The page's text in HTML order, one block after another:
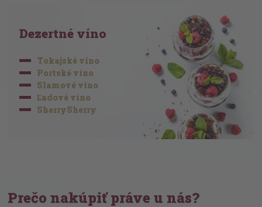
Dezertné víno
Tokajské víno
Portské víno
Slamové víno
Ľadové víno
SherrySherry
Prečo nakúpiť práve u nás?